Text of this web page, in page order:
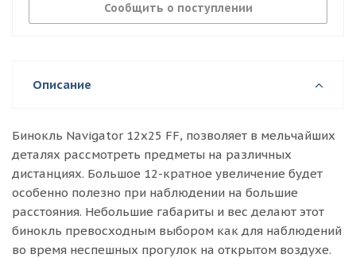
Сообщить о поступлении
Описание
Бинокль Navigator 12х25 FF, позволяет в мельчайших
деталях рассмотреть предметы на различных
дистанциях. Большое 12-кратное увеличение будет
особенно полезно при наблюдении на большие
расстояния. Небольшие габариты и вес делают этот
бинокль превосходным выбором как для наблюдений
во время неспешных прогулок на открытом воздухе.